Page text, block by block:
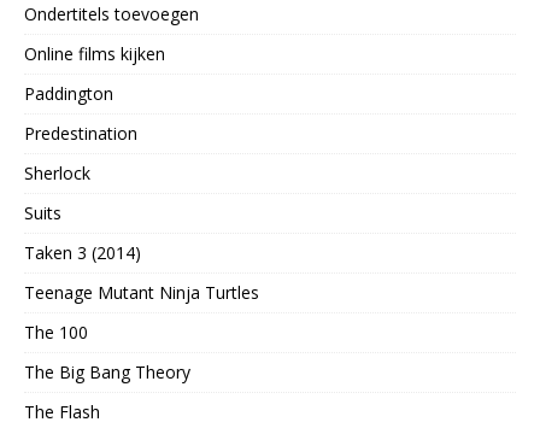
Ondertitels toevoegen
Online films kijken
Paddington
Predestination
Sherlock
Suits
Taken 3 (2014)
Teenage Mutant Ninja Turtles
The 100
The Big Bang Theory
The Flash